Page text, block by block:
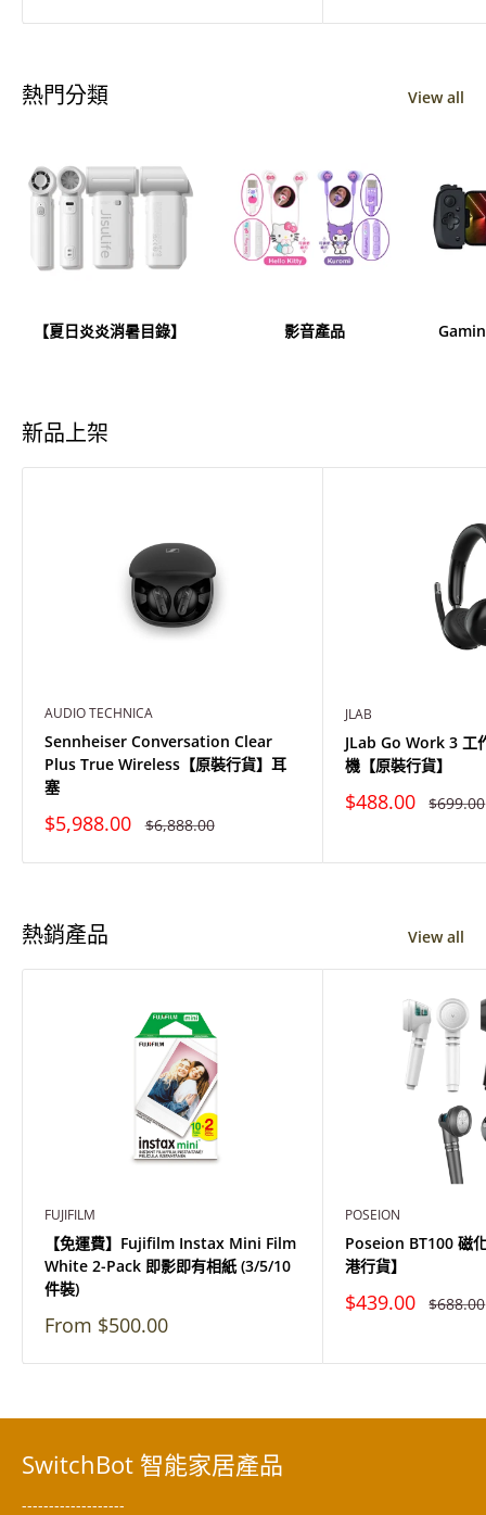
熱門分類 View all
【夏日炎炎消暑目錄】 影音產品
新品上架
AUDIO TECHNICA
Sennheiser Conversation Clear
Plus True Wireless【原裝行貨】耳
塞
特
$5,988.00 原
$6,888.00
JLAB
JLab Go Work 3 工
機【原裝行貨】
特
$488.00 原
$699.00
熱銷產品 View all
FUJIFILM
【免運費】Fujifilm Instax Mini Film
White 2-Pack 即影即有相紙 (3/5/10
件裝)
特
From $500.00
POSEION
Poseion BT100 磁
港行貨】
特
$439.00 原
$688.00
SwitchBot 智能家居產品
-------------------